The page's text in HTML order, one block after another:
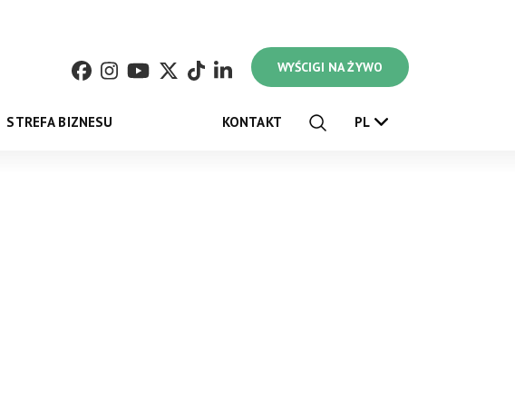
WYŚCIGI NA ŻYWO
STREFA BIZNESU KONTAKT PL